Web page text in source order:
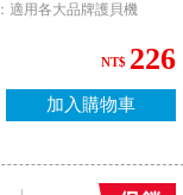
適用各大品牌護貝機
NT$ 226
加入購物車